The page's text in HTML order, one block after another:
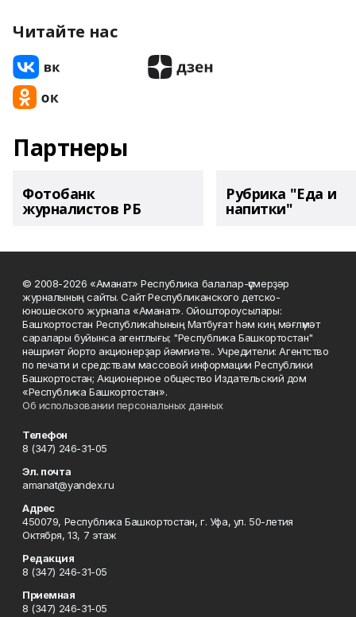
Читайте нас
Партнеры
Фотобанк
журналистов РБ
Рубрика "Еда и
напитки"
© 2008-2026 «Аманат» Республика балалар-үҫмерҙәр
журналының сайты. Сайт Республиканского детско-
юношеского журнала «Аманат». Ойоштороусылары:
Башҡортостан Республикаһының Матбуғат һәм киң мәғлүмәт
саралары буйынса агентлығы; "Республика Башкортостан"
нәшриәт йорто акционерҙар йәмғиәте.. Учредители: Агентство
по печати и средствам массовой информации Республики
Башкортостан; Акционерное общество Издательский дом
«Республика Башкортостан».
Об использовании персональных данных
Телефон
8 (347) 246-31-05
Эл. почта
amanat@yandex.ru
Адрес
450079, Республика Башкортостан, г. Уфа, ул. 50-летия
Октября, 13, 7 этаж
Редакция
8 (347) 246-31-05
Приемная
8 (347) 246-31-05